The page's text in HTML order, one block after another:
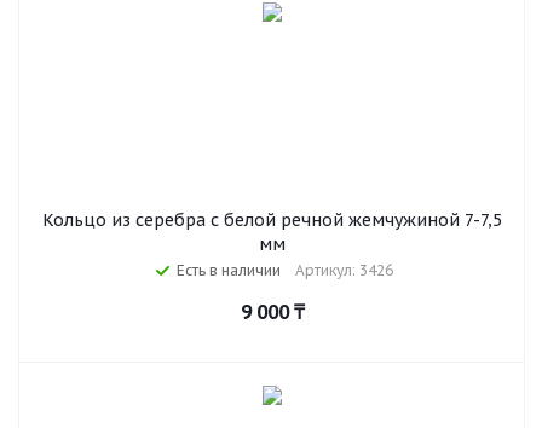
Кольцо из серебра с белой речной жемчужиной 7-7,5
мм
Есть в наличии Артикул: 3426
9 000₸